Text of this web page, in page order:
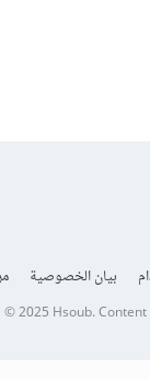
بيان الخصوصية
© 2025 Hsoub.